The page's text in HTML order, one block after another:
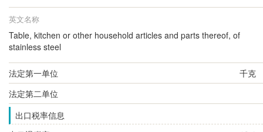
英文名称
Table, kitchen or other household articles and parts thereof, of
stainless steel
法定第一单位
千克
法定第二单位
出口税率信息